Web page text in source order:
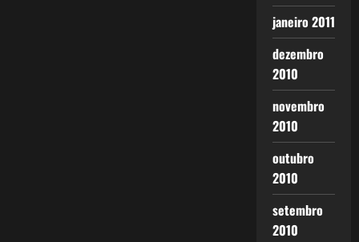
janeiro 2011
dezembro
2010
novembro
2010
outubro
2010
setembro
2010